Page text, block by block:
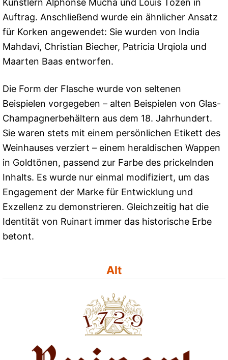
Auftrag. Anschließend wurde ein ähnlicher Ansatz
für Korken angewendet: Sie wurden von India
Mahdavi, Christian Biecher, Patricia Urqiola und
Maarten Baas entworfen.
Die Form der Flasche wurde von seltenen
Beispielen vorgegeben – alten Beispielen von Glas-
Champagnerbehältern aus dem 18. Jahrhundert.
Sie waren stets mit einem persönlichen Etikett des
Weinhauses verziert – einem heraldischen Wappen
in Goldtönen, passend zur Farbe des prickelnden
Inhalts. Es wurde nur einmal modifiziert, um das
Engagement der Marke für Entwicklung und
Exzellenz zu demonstrieren. Gleichzeitig hat die
Identität von Ruinart immer das historische Erbe
betont.
Alt